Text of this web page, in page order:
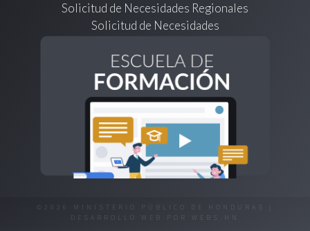
Solicitud de Necesidades Regionales
Solicitud de Necesidades
©2026 MINISTERIO PÚBLICO DE HONDURAS |
DESARROLLO WEB POR
WEBS.HN